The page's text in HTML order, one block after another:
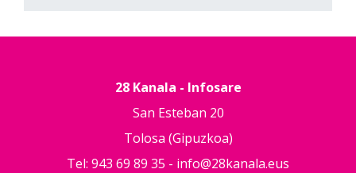
28 Kanala - Infosare
San Esteban 20
Tolosa (Gipuzkoa)
Tel: 943 69 89 35 - info@28kanala.eus